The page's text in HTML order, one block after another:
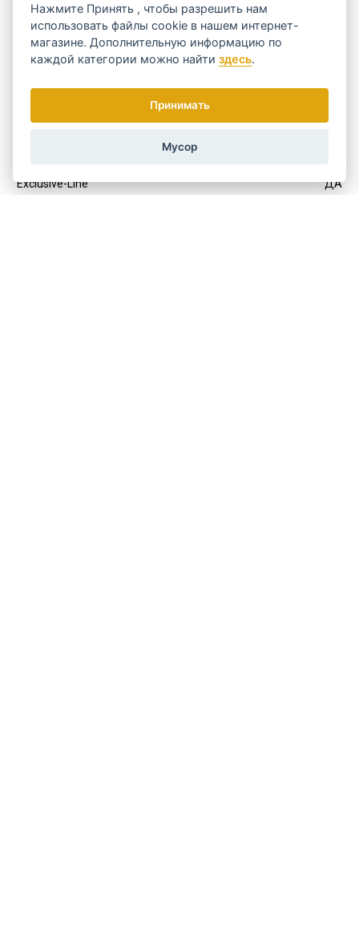
Производитель
Keller Bürsten
С помощью кисти
На волосы
материал
Exclusive-Line
ДА
Нажмите Принять , чтобы разрешить нам
использовать файлы cookie в нашем интернет-
магазине. Дополнительную информацию по
каждой категории можно найтиздесь.
Принимать
Мусор